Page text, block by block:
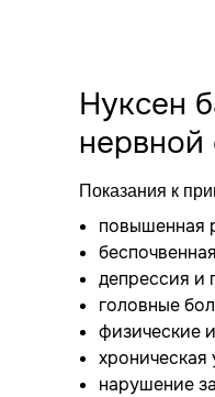
Нуксен
нервной
Показания к
повышенная
депрессия и
головные
физические
хроническая
нарушение